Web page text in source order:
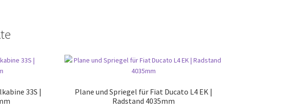
33S |
Plane und Spriegel für Fiat Ducato L4 EK |
Radstand 4035mm